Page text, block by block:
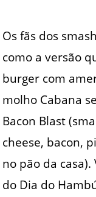
Os fãs dos
como a versão
burger com
molho Cabana
Bacon Blast
cheese, bacon,
no pão da
do Dia do